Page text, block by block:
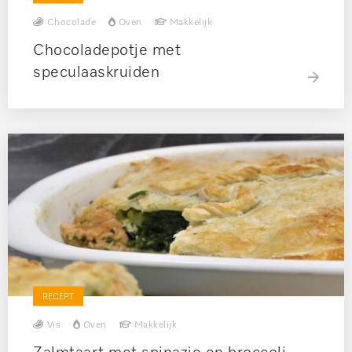
Chocolade Oven Makkelijk
Chocoladepotje met
speculaaskruiden
RECEPT
Vis Oven Makkelijk